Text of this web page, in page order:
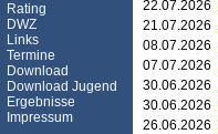
Rating
DWZ
Links
Termine
Download
Download Jugend
Ergebnisse
Impressum
22.07.2026
21.07.2026
08.07.2026
07.07.2026
30.06.2026
30.06.2026
26.06.2026